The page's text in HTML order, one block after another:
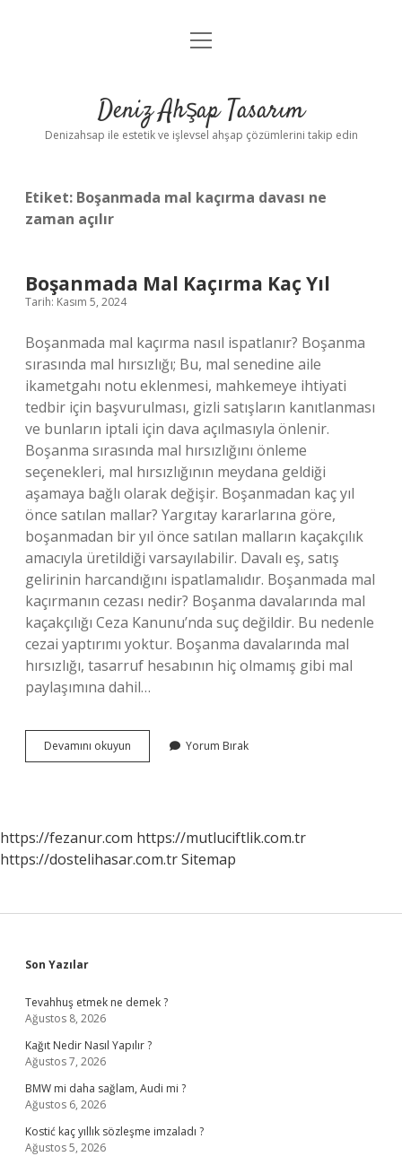
Anasayfa
Yasal Uyarı
menüyü
Deniz Ahşap Tasarım
Denizahsap ile estetik ve işlevsel ahşap çözümlerini takip edin
Etiket: Boşanmada mal kaçırma davası ne
zaman açılır
Boşanmada Mal Kaçırma Kaç Yıl
Tarih: Kasım 5, 2024
Boşanmada mal kaçırma nasıl ispatlanır? Boşanma
sırasında mal hırsızlığı; Bu, mal senedine aile
ikametgahı notu eklenmesi, mahkemeye ihtiyati
tedbir için başvurulması, gizli satışların kanıtlanması
ve bunların iptali için dava açılmasıyla önlenir.
Boşanma sırasında mal hırsızlığını önleme
seçenekleri, mal hırsızlığının meydana geldiği
aşamaya bağlı olarak değişir. Boşanmadan kaç yıl
önce satılan mallar? Yargıtay kararlarına göre,
boşanmadan bir yıl önce satılan malların kaçakçılık
amacıyla üretildiği varsayılabilir. Davalı eş, satış
gelirinin harcandığını ispatlamalıdır. Boşanmada mal
kaçırmanın cezası nedir? Boşanma davalarında mal
kaçakçılığı Ceza Kanunu’nda suç değildir. Bu nedenle
cezai yaptırımı yoktur. Boşanma davalarında mal
hırsızlığı, tasarruf hesabının hiç olmamış gibi mal
paylaşımına dahil…
Devamını okuyun Boşanmada
Mal
Yorum Bırak
https://fezanur.com https://mutluciftlik.com.tr
https://dostelihasar.com.trSitemap
Sidebar
Son Yazılar
Tevahhuş etmek ne demek ?
Ağustos 8, 2026
Kağıt Nedir Nasıl Yapılır ?
Ağustos 7, 2026
BMW mi daha sağlam, Audi mi ?
Ağustos 6, 2026
Kostić kaç yıllık sözleşme imzaladı ?
Ağustos 5, 2026